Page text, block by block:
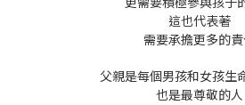
這也代表著
需要承擔更多的
父親是每個男孩和女孩生
也是最尊敬的人